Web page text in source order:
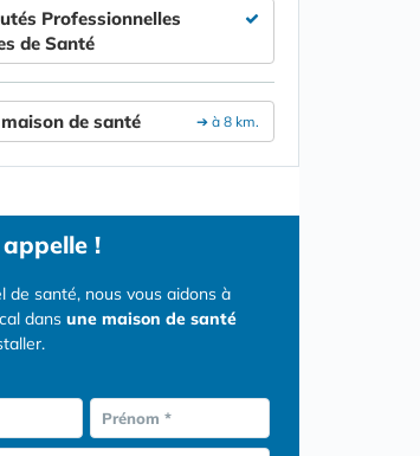
Professionnelles
de Santé
➔ à 8 km.
de santé
!
de santé, nous vous aidons à
dans une maison de santé
Prénom *